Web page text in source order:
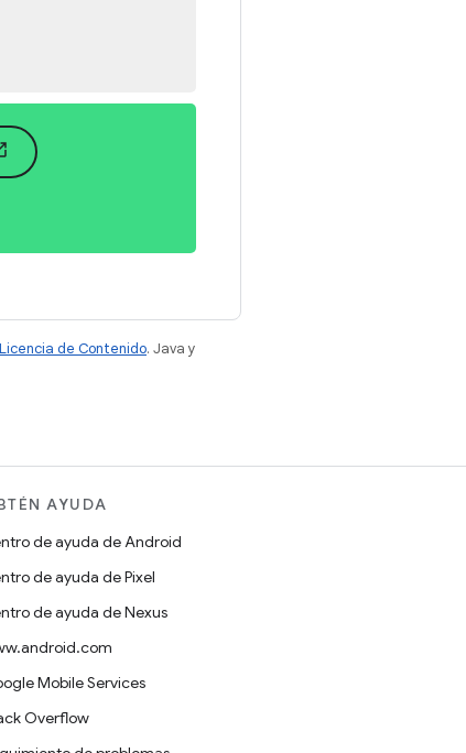
Licencia de Contenido. Java y
AYUDA
de ayuda de Android
de ayuda de Pixel
de ayuda de Nexus
Mobile Services
Overflow